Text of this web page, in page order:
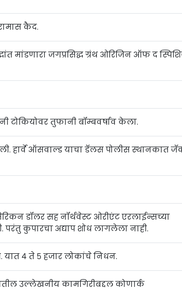
कैद.
मांडणारा जगप्रसिद्ध ग्रंथ ओरिजिन ऑफ द
टोकियोवर तुफानी बॉम्बवर्षाव केला.
हार्वे ऑसवाल्ड याचा डॅलस पोलीस स्थानकात
डॉलर सह नॉर्थवेस्ट ओरीएंट एरलाईन्सच्या
परंतु कुपारचा अद्याप शोध लागलेला नाही.
यात ४ ते ५ हजार लोकांचे निधन.
उल्लेखनीय कामगिरीबद्दल कोणार्क